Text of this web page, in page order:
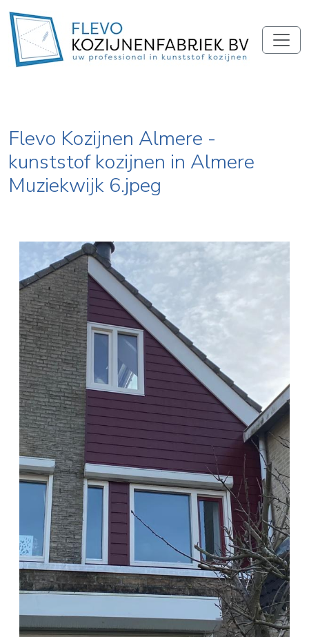
Flevo Kozijnen Almere -
kunststof kozijnen in Almere
Muziekwijk 6.jpeg